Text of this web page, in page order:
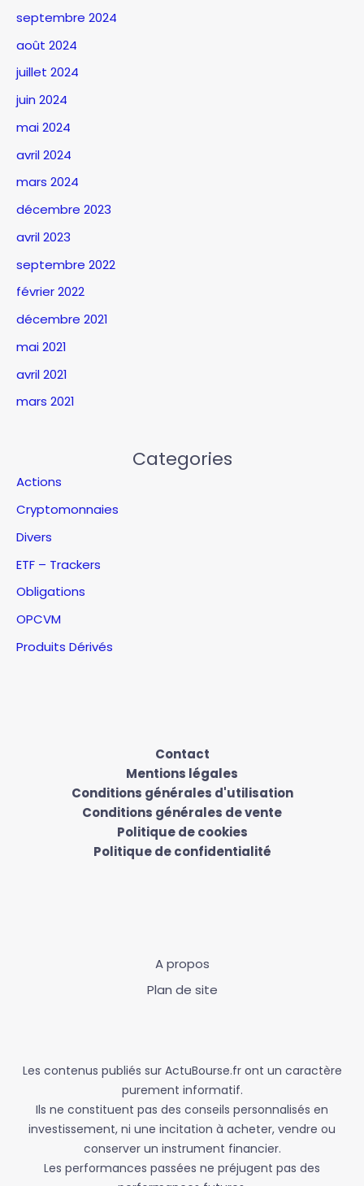
septembre 2024
août 2024
juillet 2024
juin 2024
mai 2024
avril 2024
mars 2024
décembre 2023
avril 2023
septembre 2022
février 2022
décembre 2021
mai 2021
avril 2021
mars 2021
Categories
Actions
Cryptomonnaies
Divers
ETF – Trackers
Obligations
OPCVM
Produits Dérivés
Contact
Mentions légales
Conditions générales d'utilisation
Conditions générales de vente
Politique de cookies
Politique de confidentialité
A propos
Plan de site
Les contenus publiés sur ActuBourse.fr ont un caractère
purement informatif.
Ils ne constituent pas des conseils personnalisés en
investissement, ni une incitation à acheter, vendre ou
conserver un instrument financier.
Les performances passées ne préjugent pas des